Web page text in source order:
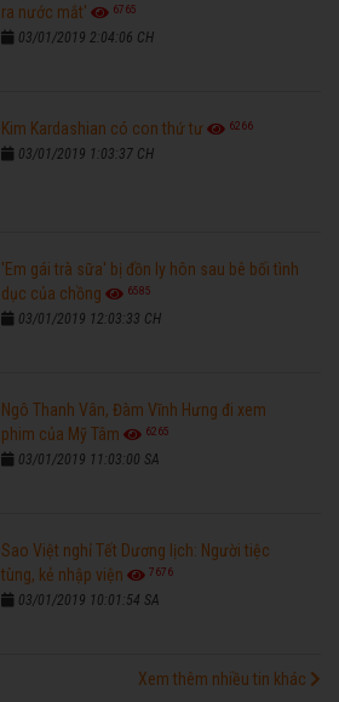
ra nước mắt'
6765
03/01/2019 2:04:06 CH
Kim Kardashian có con thứ tư 6266
03/01/2019 1:03:37 CH
'Em gái trà sữa' bị đồn ly hôn sau bê bối tình
dục của chồng
6585
03/01/2019 12:03:33 CH
Ngô Thanh Vân, Đàm Vĩnh Hưng đi xem
phim của Mỹ Tâm
6265
03/01/2019 11:03:00 SA
Sao Việt nghỉ Tết Dương lịch: Người tiệc
tùng, kẻ nhập viện
7676
03/01/2019 10:01:54 SA
Xem thêm nhiều tin khác